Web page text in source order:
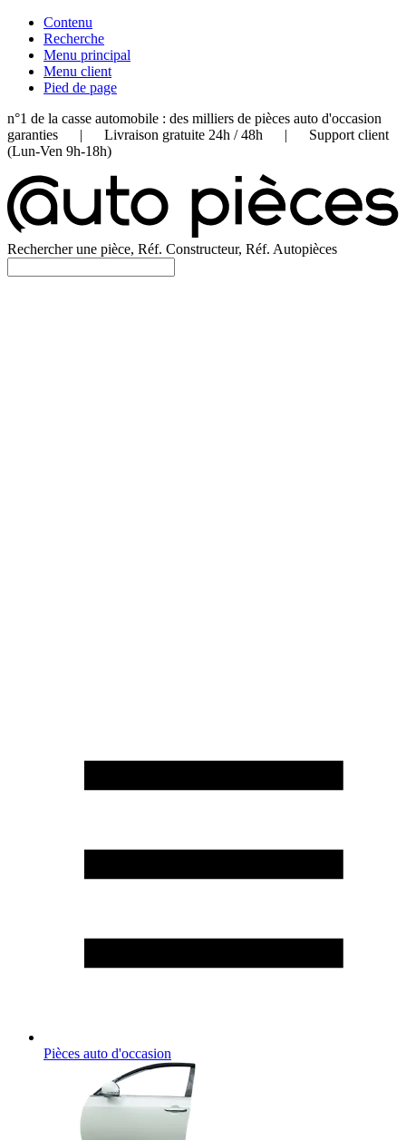
Contenu
Recherche
Menu principal
Menu client
Pied de page
n°1 de la casse automobile : des milliers de pièces auto d'occasion
garanties | Livraison gratuite 24h / 48h | Support client
(Lun-Ven 9h-18h)
Rechercher une pièce, Réf. Constructeur, Réf. Autopièces
Pièces auto d'occasion